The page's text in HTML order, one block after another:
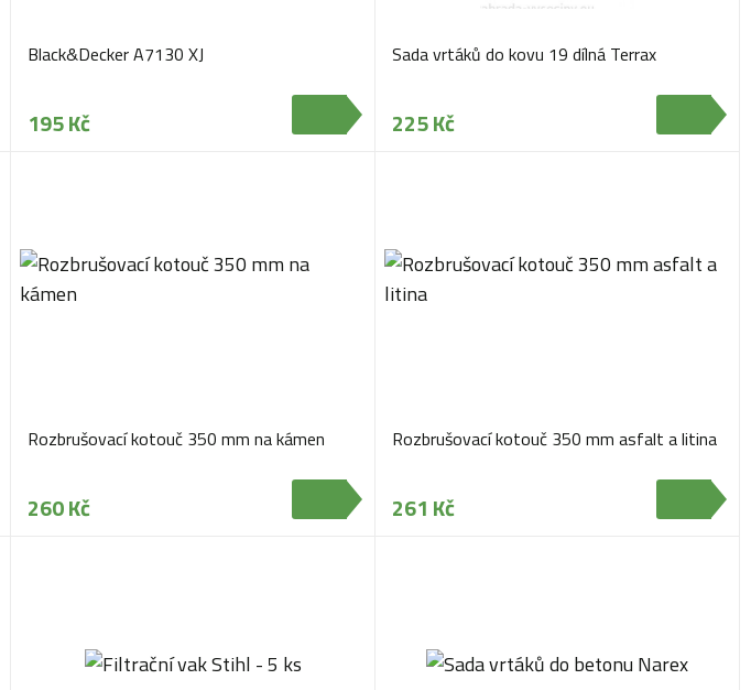
Black&Decker A7130 XJ
195 Kč
Sada vrtáků do kovu 19 dílná Terrax
225 Kč
Rozbrušovací kotouč 350 mm na kámen
260 Kč
Rozbrušovací kotouč 350 mm asfalt a litina
261 Kč